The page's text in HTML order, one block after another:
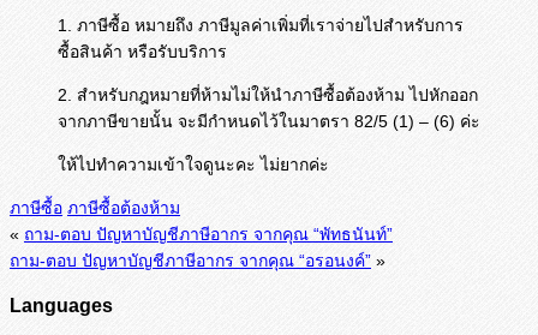
1. ภาษีซื้อ หมายถึง ภาษีมูลค่าเพิ่มที่เราจ่ายไปสำหรับการ
ซื้อสินค้า หรือรับบริการ
2. สำหรับกฎหมายที่ห้ามไม่ให้นำภาษีซื้อต้องห้าม ไปหักออก
จากภาษีขายนั้น จะมีกำหนดไว้ในมาตรา 82/5 (1) – (6) ค่ะ
ให้ไปทำความเข้าใจดูนะคะ ไม่ยากค่ะ
ภาษีซื้อ ภาษีซื้อต้องห้าม
« ถาม-ตอบ ปัญหาบัญชีภาษีอากร จากคุณ “พัทธนันท์”
ถาม-ตอบ ปัญหาบัญชีภาษีอากร จากคุณ “อรอนงค์” »
Languages